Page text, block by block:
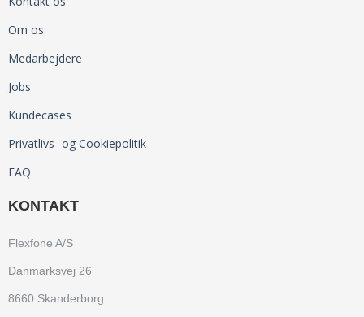
Om os
Medarbejdere
Jobs
Kundecases
Privatlivs- og Cookiepolitik
FAQ
KONTAKT
Flexfone A/S
Danmarksvej 26
8660 Skanderborg